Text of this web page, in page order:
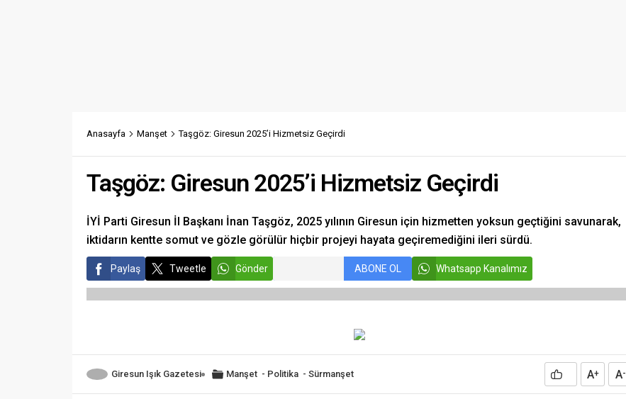
Anasayfa Manşet Taşgöz: Giresun 2025’i Hizmetsiz Geçirdi
Taşgöz: Giresun 2025’i Hizmetsiz Geçirdi
İYİ Parti Giresun İl Başkanı İnan Taşgöz, 2025 yılının Giresun için hizmetten yoksun geçtiğini savunarak,
iktidarın kentte somut ve gözle görülür hiçbir projeyi hayata geçiremediğini ileri sürdü.
Paylaş Tweetle Gönder ABONE OL Whatsapp Kanalımız
Giresun Işık Gazetesi Manşet - Politika - Sürmanşet A+ A-